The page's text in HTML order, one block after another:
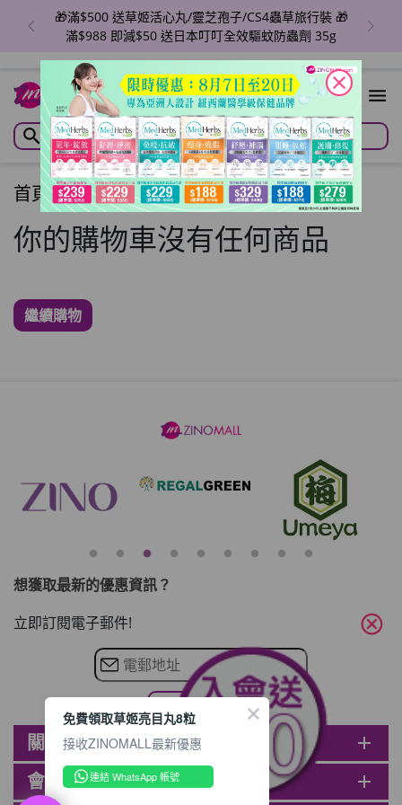
🎁滿$500 送草姬活心丸/靈芝孢子/CS4蟲草旅行裝 🎁
滿$988 即減$50 送日本叮叮全效驅蚊防蟲劑 35g
首頁/購物車
你的購物車沒有任何商品
繼續購物
想獲取最新的優惠資訊？
立即訂閱電子郵件!
關於ZINOMALL add
會員 add
close
cancel
免費領取草姬亮目丸8粒
接收ZINOMALL最新優惠
連結 WhatsApp 帳號